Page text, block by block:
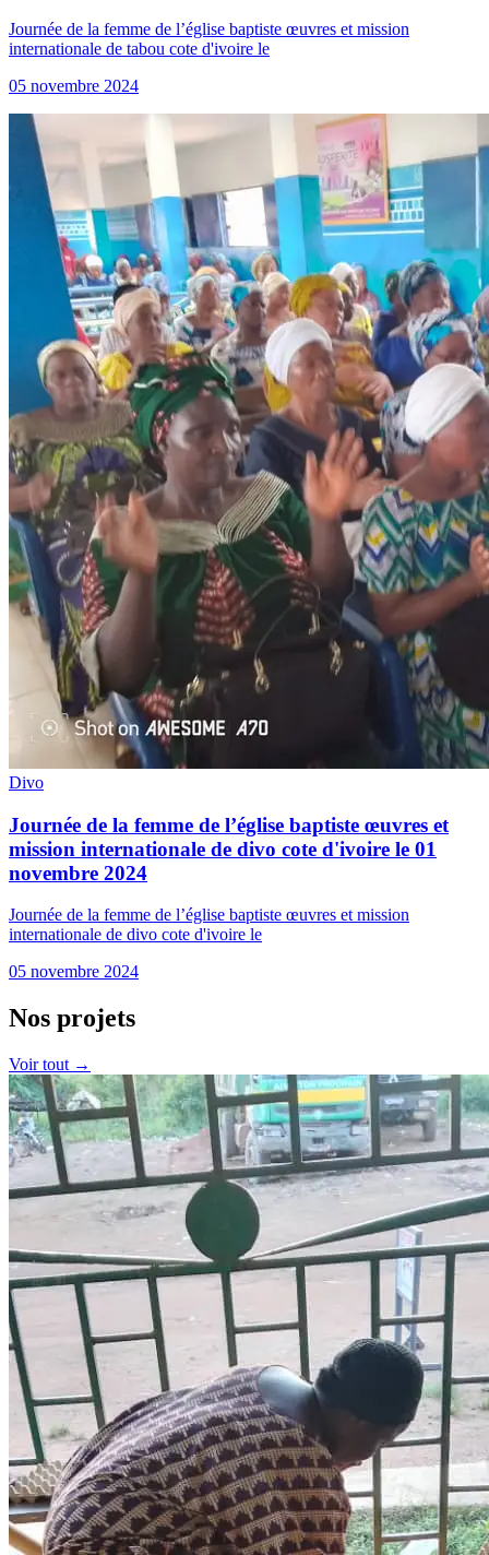
Journée de la femme de l’église baptiste œuvres et mission
internationale de tabou cote d'ivoire le
05 novembre 2024
Divo
Journée de la femme de l’église baptiste œuvres et
mission internationale de divo cote d'ivoire le 01
novembre 2024
Journée de la femme de l’église baptiste œuvres et mission
internationale de divo cote d'ivoire le
05 novembre 2024
Nos projets
Voir tout →